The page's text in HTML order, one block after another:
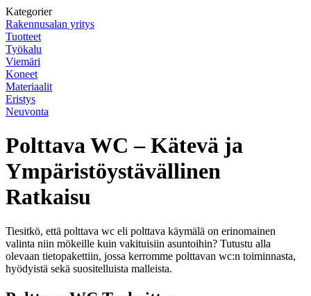
Kategorier
Rakennusalan yritys
Tuotteet
Työkalu
Viemäri
Koneet
Materiaalit
Eristys
Neuvonta
Polttava WC – Kätevä ja
Ympäristöystävällinen
Ratkaisu
Tiesitkö, että polttava wc eli polttava käymälä on erinomainen
valinta niin mökeille kuin vakituisiin asuntoihin? Tutustu alla
olevaan tietopakettiin, jossa kerromme polttavan wc:n toiminnasta,
hyödyistä sekä suositelluista malleista.